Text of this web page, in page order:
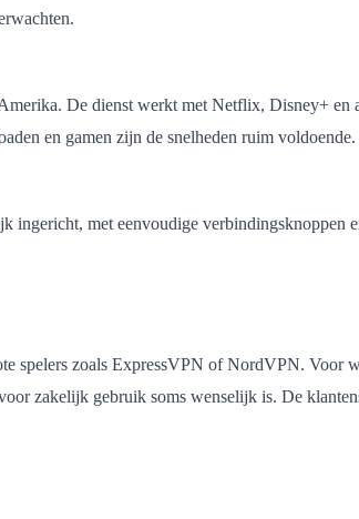
De dienst werkt met Netflix, Disney+ en
en gamen zijn de snelheden ruim voldoende.
met eenvoudige verbindingsknoppen
spelers zoals ExpressVPN of NordVPN. Voor
zakelijk gebruik soms wenselijk is. De